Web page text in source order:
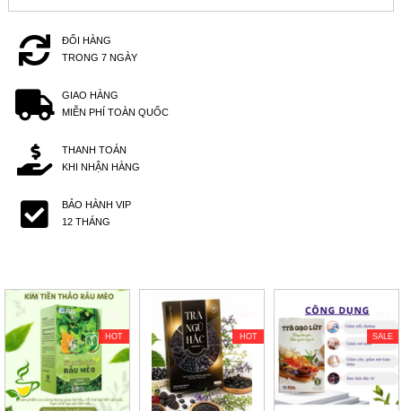
ĐỔI HÀNG
TRONG 7 NGÀY
GIAO HÀNG
MIỄN PHÍ TOÀN QUỐC
THANH TOÁN
KHI NHẬN HÀNG
BẢO HÀNH VIP
12 THÁNG
HOT HOT SALE